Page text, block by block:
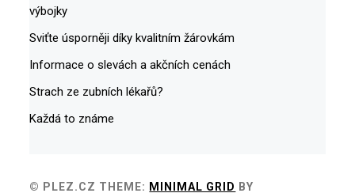
výbojky
Sviťte úsporněji díky kvalitním žárovkám
Informace o slevách a akčních cenách
Strach ze zubních lékařů?
Každá to známe
© PLEZ.CZ THEME: MINIMAL GRID BY